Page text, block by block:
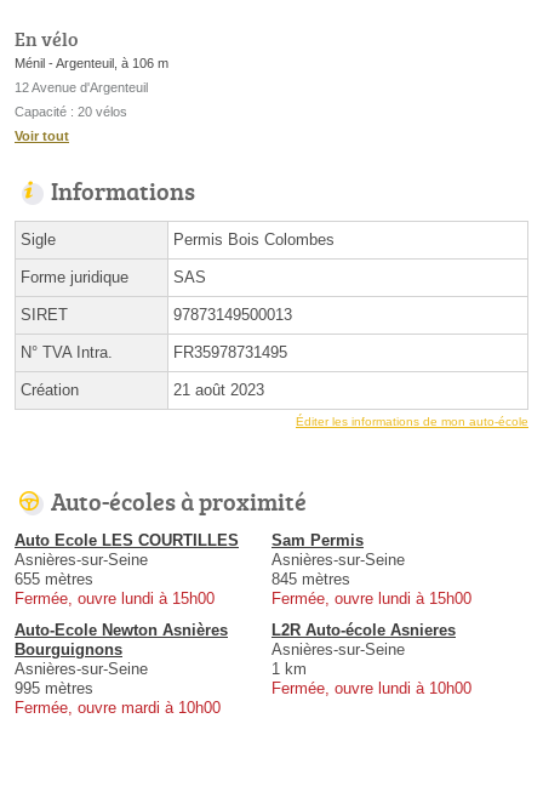
En vélo
Ménil - Argenteuil, à 106 m
12 Avenue d'Argenteuil
Capacité : 20 vélos
Voir tout
Informations
Sigle Permis Bois Colombes
Forme juridique SAS
SIRET 97873149500013
N° TVA Intra. FR35978731495
Création 21 août 2023
Éditer les informations de mon auto-école
Auto-écoles à proximité
Auto Ecole LES COURTILLES
Asnières-sur-Seine
655 mètres
Fermée, ouvre lundi à 15h00
Sam Permis
Asnières-sur-Seine
845 mètres
Fermée, ouvre lundi à 15h00
Auto-Ecole Newton Asnières
Bourguignons
Asnières-sur-Seine
995 mètres
Fermée, ouvre mardi à 10h00
L2R Auto-école Asnieres
Asnières-sur-Seine
1 km
Fermée, ouvre lundi à 10h00